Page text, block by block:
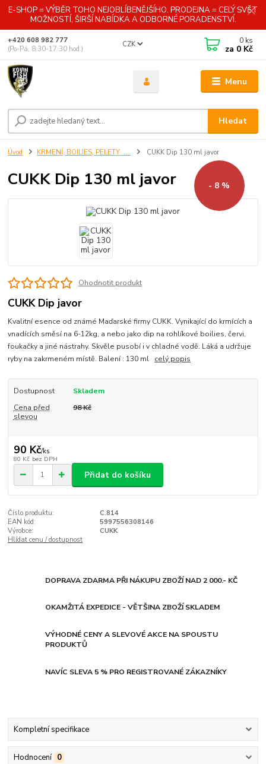
E-SHOP = VÝBĚR TOHO NEJOBLÍBENĚJŠÍHO. PRODEJNA = CELÝ SVĚT
MOŽNOSTÍ, ŠIRŠÍ NABÍDKA A ODBORNÉ PORADENSTVÍ.
Menu
CZK
Hledat
+420 608 982 777
(Po-Pá, 8:30-17:30 hod.)
0 ks
za 0 Kč
Úvod KRMENÍ, BOILIES, PELETY ..... CUKK Dip 130 ml javor
CUKK Dip 130 ml javor - 8 %
Ohodnotit produkt
CUKK Dip javor
Kvalitní esence od známé Maďarské firmy CUKK. Vynikající do krmících a
vnadících směsí na 6-12kg, a nebo jako dip na rohlíkové boilies, červi,
foukačky a jiné nástrahy. Skvěle pusobí i v chladné vodě. Láká a udržuje
ryby na zakrmeném místě. Balení : 130 ml celý popis
Dostupnost
Skladem
Cena před
slevou
98 Kč
90 Kč/ks
80 Kč bez DPH
Přidat do košíku
Číslo produktu:
C.814
EAN kód:
5997556308146
Výrobce:
CUKK
Hlídat cenu / dostupnost
DOPRAVA ZDARMA PŘI NÁKUPU ZBOŽÍ NAD 2 000.- KČ
OKAMŽITÁ EXPEDICE - VĚTŠINA ZBOŽÍ SKLADEM
VÝHODNÉ CENY A SLEVOVÉ AKCE NA SPOUSTU
PRODUKTŮ
NAVÍC SLEVA 5 % PRO REGISTROVANÉ ZÁKAZNÍKY
Kompletní specifikace
Hodnocení 0